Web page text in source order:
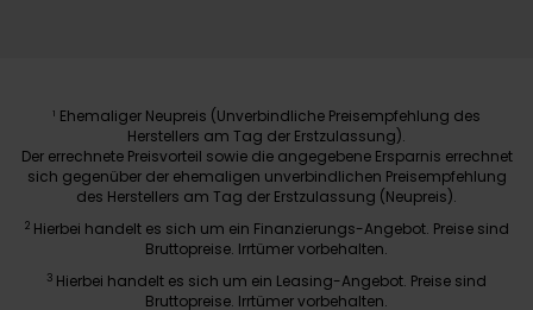
1 Ehemaliger Neupreis (Unverbindliche Preisempfehlung des
Herstellers am Tag der Erstzulassung).
Der errechnete Preisvorteil sowie die angegebene Ersparnis errechnet
sich gegenüber der ehemaligen unverbindlichen Preisempfehlung
des Herstellers am Tag der Erstzulassung (Neupreis).
2 Hierbei handelt es sich um ein Finanzierungs-Angebot. Preise sind
Bruttopreise. Irrtümer vorbehalten.
3 Hierbei handelt es sich um ein Leasing-Angebot. Preise sind
Bruttopreise. Irrtümer vorbehalten.